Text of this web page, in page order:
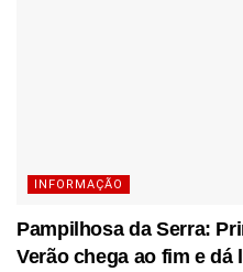
INFORMAÇÃO
Pampilhosa da Serra:
Verão chega ao fim e dá